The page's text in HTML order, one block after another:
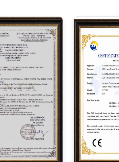
Bộ đàm và phụ
kiện chính hãng